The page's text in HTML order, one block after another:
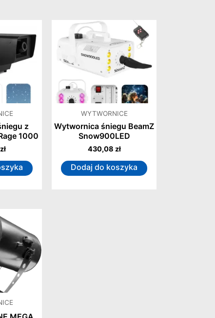
z
1000
zł
WYTWORNICE
Wytwornica śniegu BeamZ
Snow900LED
430,08 zł
Dodaj do koszyka